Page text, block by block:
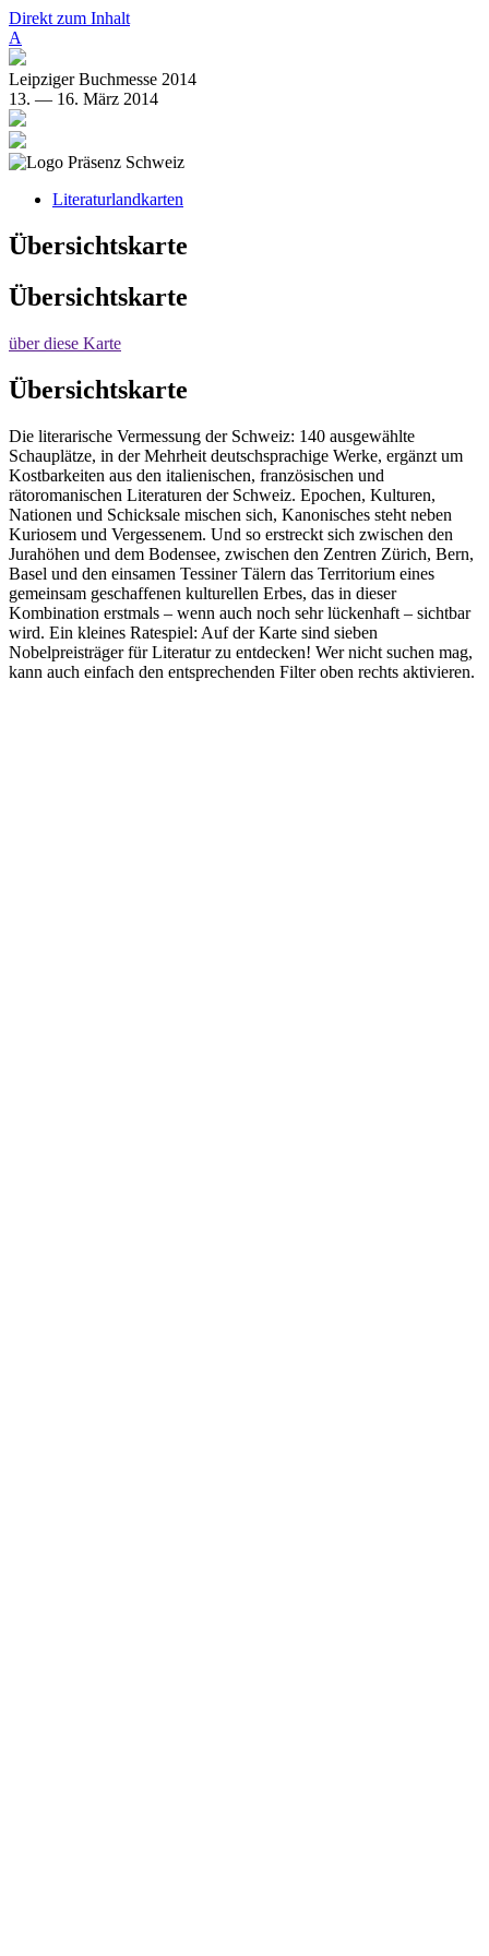
Direkt zum Inhalt
A
Leipziger Buchmesse 2014
13. — 16. März 2014
Literaturlandkarten
Übersichtskarte
Übersichtskarte
über diese Karte
Übersichtskarte
Die literarische Vermessung der Schweiz: 140 ausgewählte
Schauplätze, in der Mehrheit deutschsprachige Werke, ergänzt um
Kostbarkeiten aus den italienischen, französischen und
rätoromanischen Literaturen der Schweiz. Epochen, Kulturen,
Nationen und Schicksale mischen sich, Kanonisches steht neben
Kuriosem und Vergessenem. Und so erstreckt sich zwischen den
Jurahöhen und dem Bodensee, zwischen den Zentren Zürich, Bern,
Basel und den einsamen Tessiner Tälern das Territorium eines
gemeinsam geschaffenen kulturellen Erbes, das in dieser
Kombination erstmals – wenn auch noch sehr lückenhaft – sichtbar
wird. Ein kleines Ratespiel: Auf der Karte sind sieben
Nobelpreisträger für Literatur zu entdecken! Wer nicht suchen mag,
kann auch einfach den entsprechenden Filter oben rechts aktivieren.